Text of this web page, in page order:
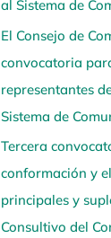
al Sistema de
El Consejo de
convocatoria
representantes
Sistema de
Tercera
conformación y
principales y
Consultivo del
í